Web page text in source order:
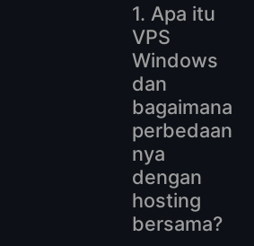
1. Apa itu
VPS
Windows
dan
bagaimana
perbedaan
nya
dengan
hosting
bersama?